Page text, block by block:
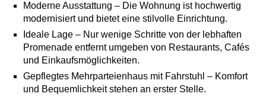
Moderne Ausstattung – Die Wohnung ist hochwertig
modernisiert und bietet eine stilvolle Einrichtung.
Ideale Lage – Nur wenige Schritte von der lebhaften
Promenade entfernt umgeben von Restaurants, Cafés
und Einkaufsmöglichkeiten.
Gepflegtes Mehrparteienhaus mit Fahrstuhl – Komfort
und Bequemlichkeit stehen an erster Stelle.